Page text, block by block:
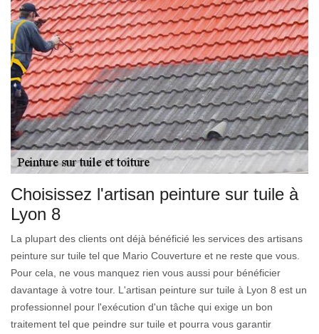
Choisissez l'artisan peinture sur tuile à
Lyon 8
La plupart des clients ont déjà bénéficié les services des artisans
peinture sur tuile tel que Mario Couverture et ne reste que vous.
Pour cela, ne vous manquez rien vous aussi pour bénéficier
davantage à votre tour. L'artisan peinture sur tuile à Lyon 8 est un
professionnel pour l'exécution d'un tâche qui exige un bon
traitement tel que peindre sur tuile et pourra vous garantir